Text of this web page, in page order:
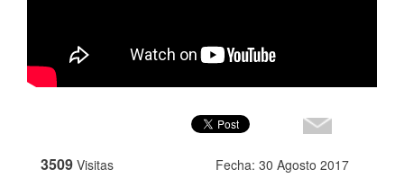
3509 Visitas Fecha: 30 Agosto 2017